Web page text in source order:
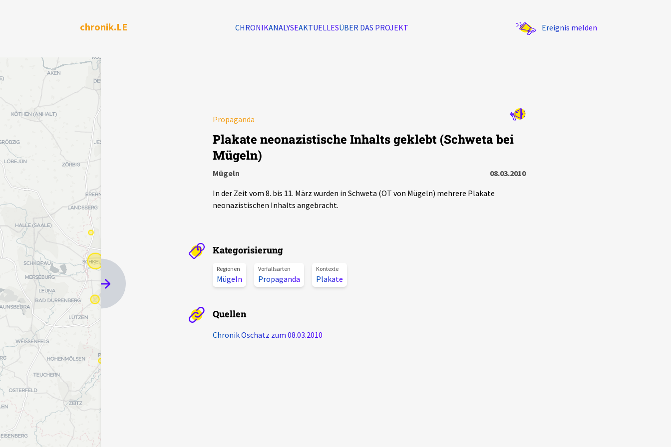
chronik.LE CHRONIKANALYSEAKTUELLESÜBER DAS PROJEKT Ereignis melden
Propaganda
Plakate neonazistische Inhalts geklebt (Schweta bei
Mügeln)
Mügeln
08.03.2010
In der Zeit vom 8. bis 11. März wurden in Schweta (OT von Mügeln) mehrere Plakate
neonazistischen Inhalts angebracht.
Kategorisierung
Regionen
Mügeln
Vorfallsarten
Propaganda
Kontexte
Plakate
Quellen
Chronik Oschatz zum 08.03.2010